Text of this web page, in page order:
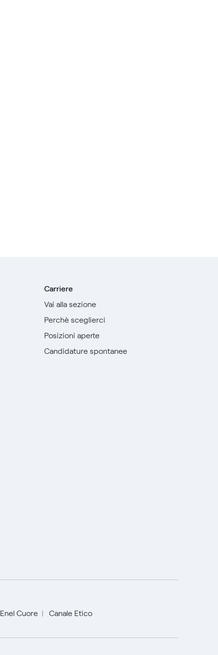
Carriere
Vai alla sezione
Perchè sceglierci
Posizioni aperte
Candidature spontanee
Enel Cuore Canale Etico